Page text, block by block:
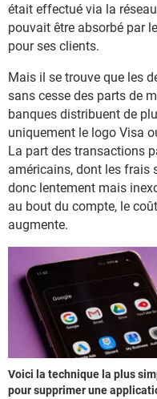
était effectué via la
pouvait être absorbé par
pour ses clients.
Mais il se trouve que les
sans cesse des parts de
banques distribuent de
uniquement le logo Visa
La part des transactions
américains, dont les frais
donc lentement mais
au bout du compte, le
augmente.
Voici la technique la plus
pour supprimer une